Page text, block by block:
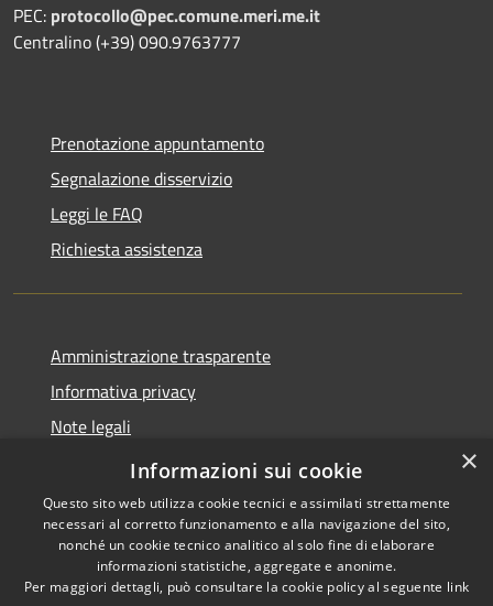
PEC: protocollo@pec.comune.meri.me.it
Centralino (+39) 090.9763777
Prenotazione appuntamento
Segnalazione disservizio
Leggi le FAQ
Richiesta assistenza
Amministrazione trasparente
Informativa privacy
Note legali
Dichiarazione di accessibilità
Accessibilità
Copyright © 2026 • Comune di
Merì • Powered by
×
Informazioni sui cookie
Questo sito web utilizza cookie tecnici e assimilati strettamente
necessari al corretto funzionamento e alla navigazione del sito,
nonché un cookie tecnico analitico al solo fine di elaborare
informazioni statistiche, aggregate e anonime.
Per maggiori dettagli, può consultare la cookie policy al seguente link